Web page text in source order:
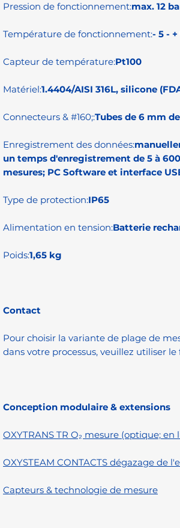
Pression de fonctionnement:max. 12
Température de fonctionnement:- 5 -
Capteur de température:Pt100
Matériel:1.4404/AISI 316L, silicone
Connecteurs & #160;:Tubes de 6 mm
Enregistrement des données:
un temps d'enregistrement de 5 à
mesures; PC Software et interface
Type de protection:IP65
Alimentation en tension:Batterie
Poids:1,65 kg
Contact
Pour choisir la variante de plage de
dans votre processus, veuillez utiliser
Conception modulaire & extensions
OXYTRANS TR O₂ mesure (optique; en
OXYSTEAM CONTACTS dégazage de
Capteurs & technologie de mesure